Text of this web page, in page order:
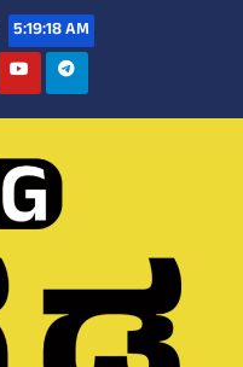
5:19:19 AM